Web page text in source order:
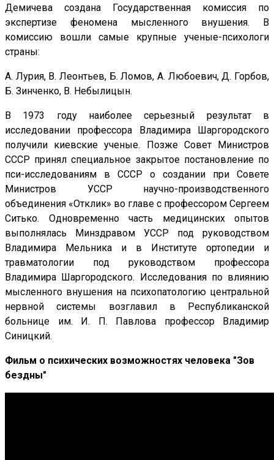
Демичева создана Государственная комиссия по
экспертизе феномена мысленного внушения. В
комиссию вошли самые крупные ученые-психологи
страны:
А. Лурия, В. Леонтьев, Б. Ломов, А. Любоевич, Д. Горбов,
Б. Зинченко, В. Небылицын.
В 1973 году наиболее серьезный результат в
исследовании профессора Владимира Шаргородского
получили киевские ученые. Позже Совет Министров
СССР принял специальное закрытое постановление по
пси-исследованиям в СССР о создании при Совете
Министров УССР научно-производственного
объединения «Отклик» во главе с профессором Сергеем
Ситько. Одновременно часть медицинских опытов
выполнялась Минздравом УССР под руководством
Владимира Мельника и в Институте ортопедии и
травматологии под руководством профессора
Владимира Шаргородского. Исследования по влиянию
мысленного внушения на психопатологию центральной
нервной системы возглавил в Республиканской
больнице им. И. П. Павлова профессор Владимир
Синицкий.
Фильм о психических возможностях человека "Зов
бездны"